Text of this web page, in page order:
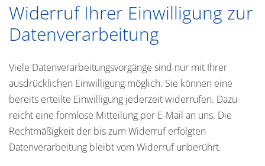
Widerruf Ihrer Einwilligung zur
Datenverarbeitung
Viele Datenverarbeitungsvorgänge sind nur mit Ihrer
ausdrücklichen Einwilligung möglich. Sie können eine
bereits erteilte Einwilligung jederzeit widerrufen. Dazu
reicht eine formlose Mitteilung per E-Mail an uns. Die
Rechtmäßigkeit der bis zum Widerruf erfolgten
Datenverarbeitung bleibt vom Widerruf unberührt.